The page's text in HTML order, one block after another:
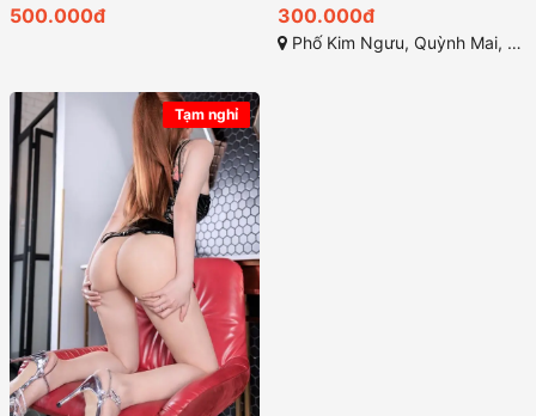
500.000đ
300.000đ
Phố Kim Ngưu, Quỳnh Mai, Hai Bà Trưng, Hà Nội
Tạm nghỉ